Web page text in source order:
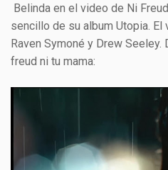
Belinda en el video de Ni
sencillo de su album Utopia.
Raven Symoné y Drew
freud ni tu mama: